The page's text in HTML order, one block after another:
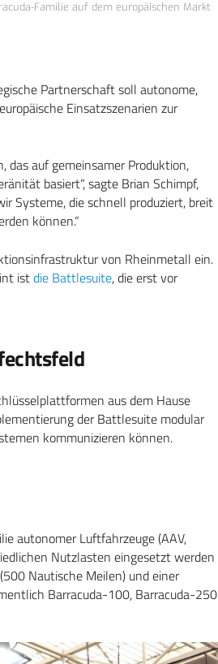
Familie auf dem europäischen Markt
Partnerschaft soll autonome,
Einsatzszenarien zur
das auf gemeinsamer Produktion,
basiert“, sagte Brian Schimpf,
Systeme, die schnell produziert, breit
können.“
von Rheinmetall ein.
istdie Battlesuite, die erst vor
aus dem Hause
der Battlesuite modular
kommunizieren können.
autonomer Luftfahrzeuge (AAV,
Nutzlasten eingesetzt werden
Nautische Meilen) und einer
Barracuda-100, Barracuda-250